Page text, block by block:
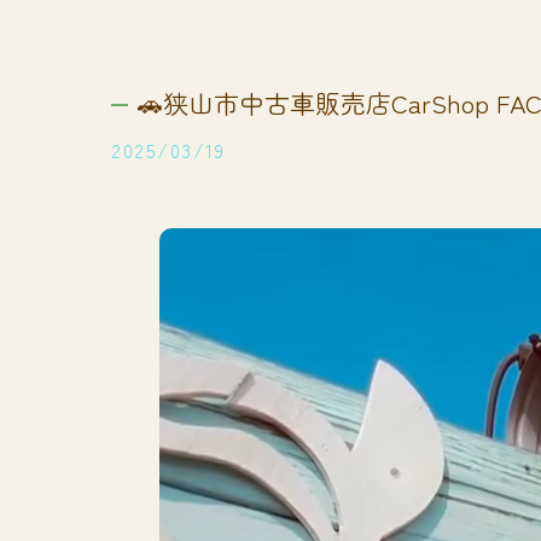
🚗狭山市中古車販売店CarShop
2025/03/19